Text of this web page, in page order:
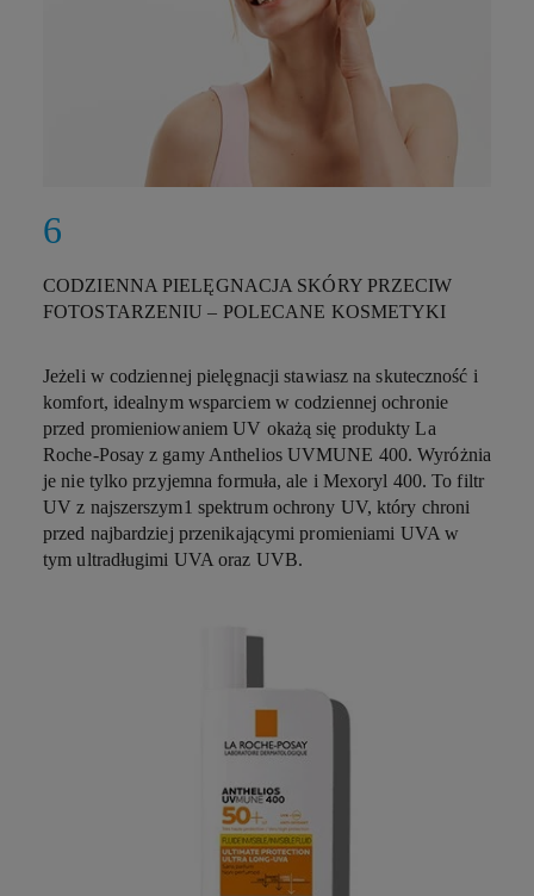
CODZIENNA PIELĘGNACJA SKÓRY PRZECIW
FOTOSTARZENIU – POLECANE KOSMETYKI
Jeżeli w codziennej pielęgnacji stawiasz na skuteczność i
komfort, idealnym wsparciem w codziennej ochronie
przed promieniowaniem UV okażą się produkty La
Roche-Posay z gamy Anthelios UVMUNE 400. Wyróżnia
je nie tylko przyjemna formuła, ale i Mexoryl 400. To filtr
UV z najszerszym1 spektrum ochrony UV, który chroni
przed najbardziej przenikającymi promieniami UVA w
tym ultradługimi UVA oraz UVB.